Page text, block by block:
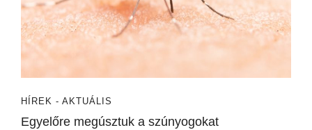
HÍREK - AKTUÁLIS
Egyelőre megúsztuk a szúnyogokat